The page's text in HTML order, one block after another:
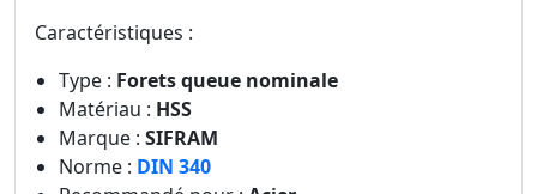
Caractéristiques :
Type : Forets queue nominale
Matériau : HSS
Marque : SIFRAM
Norme : DIN 340